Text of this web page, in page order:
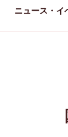
ニュース・イ